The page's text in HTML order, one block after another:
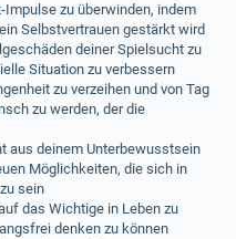
zu überwinden, indem
Selbstvertrauen gestärkt wird
deiner Spielsucht zu
Situation zu verbessern
zu verzeihen und von Tag
zu werden, der die
aus deinem Unterbewusstsein
Möglichkeiten, die sich in
sein
das Wichtige in Leben zu
denken zu können